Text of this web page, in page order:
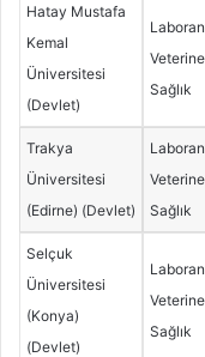
Hatay Mustafa
Kemal
Üniversitesi
(Devlet)
Sağlık
Trakya
Üniversitesi
(Edirne) (Devlet)
Sağlık
Selçuk
Üniversitesi
(Konya)
(Devlet)
Sağlık